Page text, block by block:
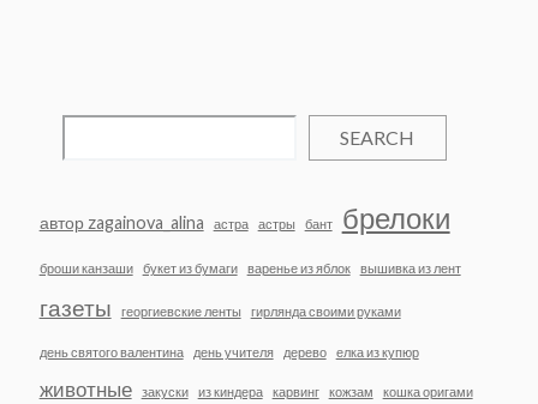
SEARCH
автор zagainova_alina астра астры бант брелоки
броши канзаши букет из бумаги варенье из яблок вышивка из лент
газеты георгиевские ленты гирлянда своими руками
день святого валентина день учителя дерево елка из купюр
животные закуски из киндера карвинг кожзам кошка оригами